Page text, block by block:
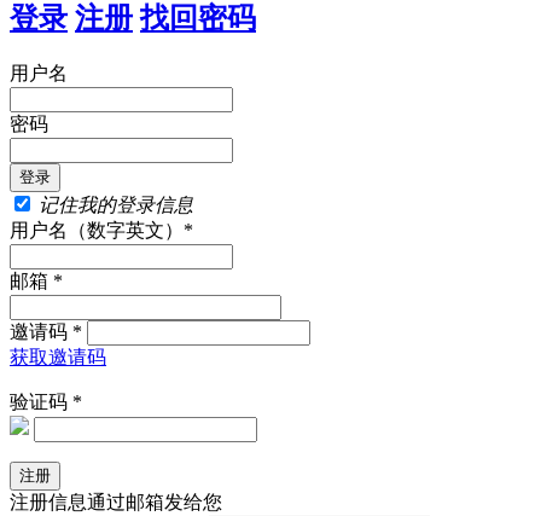
登录 注册 找回密码
用户名
密码
记住我的登录信息
用户名（数字英文）*
邮箱 *
邀请码 *
获取邀请码
验证码 *
注册信息通过邮箱发给您